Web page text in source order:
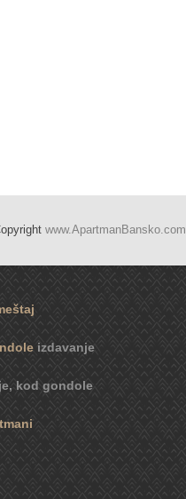
www.ApartmanBansko.com
izdavanje
kod gondole